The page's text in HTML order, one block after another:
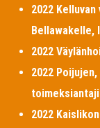
2022
2022
2022
2022